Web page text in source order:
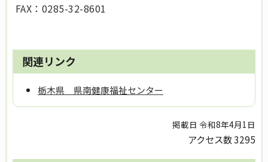
FAX：0285-32-8601
関連リンク
栃木県 県南健康福祉センター
掲載日 令和8年4月1日
アクセス数3295